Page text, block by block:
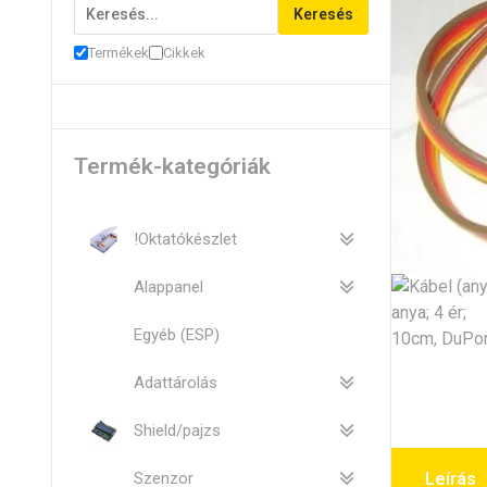
Leírás
Keresés
Termékek Cikkek
Termék-kategóriák
!Oktatókészlet
Alappanel
Egyéb (ESP)
Adattárolás
Shield/pajzs
Szenzor